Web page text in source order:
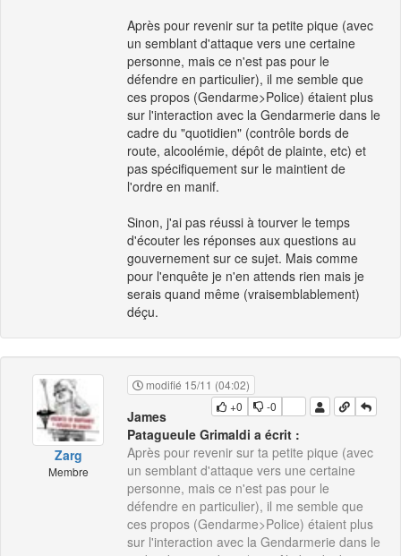
Après pour revenir sur ta petite pique (avec
un semblant d'attaque vers une certaine
personne, mais ce n'est pas pour le
défendre en particulier), il me semble que
ces propos (Gendarme>Police) étaient plus
sur l'interaction avec la Gendarmerie dans le
cadre du "quotidien" (contrôle bords de
route, alcoolémie, dépôt de plainte, etc) et
pas spécifiquement sur le maintient de
l'ordre en manif.
Sinon, j'ai pas réussi à tourver le temps
d'écouter les réponses aux questions au
gouvernement sur ce sujet. Mais comme
pour l'enquête je n'en attends rien mais je
serais quand même (vraisemblablement)
déçu.
Zarg
Membre
modifié 15/11 (04:02)
+0
-0
James
Patagueule Grimaldi a écrit :
Après pour revenir sur ta petite pique (avec
un semblant d'attaque vers une certaine
personne, mais ce n'est pas pour le
défendre en particulier), il me semble que
ces propos (Gendarme>Police) étaient plus
sur l'interaction avec la Gendarmerie dans le